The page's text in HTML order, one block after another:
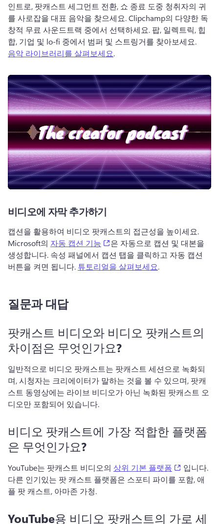
인트로, 팟캐스트 세그먼트 전환, 쇼 종료 도중 청취자의 귀
를 사로잡을 대표 음악을 찾으세요. Clipchamp의 다양한 독
창적 무료 사운드트랙 중에서 선택하세요. 팝, 일렉트릭, 힙
합, 기업 및 lo-fi 중에서 범퍼 및 스트링거를 찾아보세요.
음악 라이브러리를 살펴보세요.
비디오에 자막 추가하기
Microsoft의 자동 캡션 기능 (opens in a new tab)
은 자동으로 캡션 및 대본을
생성합니다. 속성 패널에서 캡션 탭을 클릭하고 자동 캡션
버튼을 켜면 됩니다. 튜토리얼을 살펴보세요.
질문과 대답
팟캐스트 비디오와 비디오 팟캐스트의
차이점은 무엇인가요?
일반적으로 비디오 팟캐스트는 팟캐스트 세션으로 녹화되
며, 시청자는 크리에이터가 말하는 것을 볼 수 있으며, 팟캐
스트 동영상에는 라이브 비디오가 아닌 녹화된 팟캐스트 오
디오만 포함되어 있습니다.
비디오 팟캐스트에 가장 적합한 플랫폼
은 무엇인가요?
YouTube는 팟캐스트 비디오의 상위 기본 플랫폼 (opens in
다른 인기있는 팟 캐스트 플랫폼은 스포티 파이를 포함, 애
플 팟 캐스트, 아마존 가청.
YouTube용 비디오 팟캐스트의 가로 세